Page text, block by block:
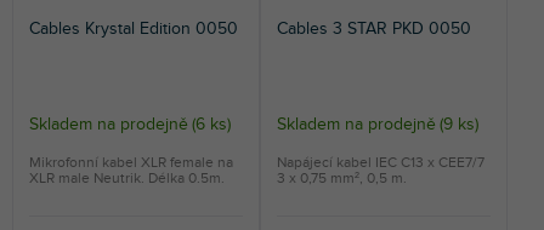
Cables Krystal Edition 0050
Skladem na prodejně (6 ks)
Mikrofonní kabel XLR female na
XLR male Neutrik. Délka 0.5m.
Cables 3 STAR PKD 0050
Skladem na prodejně (9 ks)
Napájecí kabel IEC C13 x CEE7/7
3 x 0,75 mm², 0,5 m.